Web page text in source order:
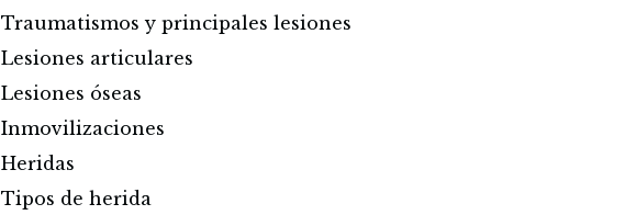
Traumatismos y principales lesiones
Lesiones articulares
Lesiones óseas
Inmovilizaciones
Heridas
Tipos de herida